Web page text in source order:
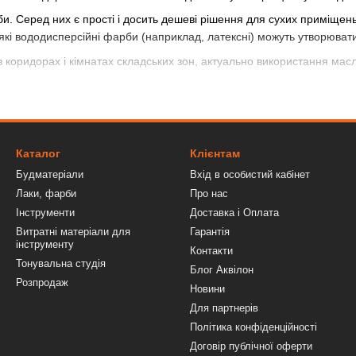
них є прості і досить дешеві рішення для сухих приміщень,
вододисперсійні фарби (наприклад, латексні) можуть
і кімнатах складських зон, актуально використання
і тп.). Залишається лише зробити найбільш відповідний вибір.
будівельних матеріалів група фарб. Їх основною відмінністю є
фарби на поверхню після випаровування води утворюють
фарб є тип сполучного речовини. Відповідно до цього
впливу вологи, тому підходять лише для сухих приміщень.
у вологому середовищі, але під впливом світла швидко
фарб. Містять в складі акрилові смоли, завдяки яким
Каталог
Будматеріали
Лаки, фарби
Інструменти
Витратні матеріали для
інструменту
Тонувальна студія
Розпродаж
Клієнтам
Вхід в особистий кабінет
Про нас
Доставка і Оплата
Гарантія
Контакти
Блог Аквілон
Новини
Для партнерів
Політика конфіденційності
Договір публічної оферти